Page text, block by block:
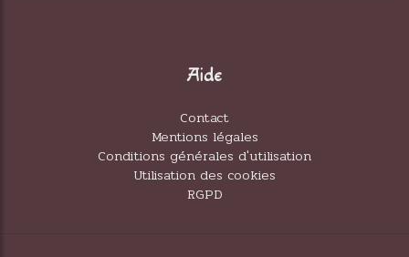
Aide
Contact
Mentions légales
Conditions générales d'utilisation
Utilisation des cookies
RGPD